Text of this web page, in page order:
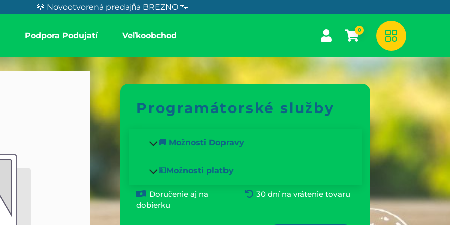
🐶 Novootvorená predajňa BREZNO 🐾
Podpora Podujatí Veľkoobchod
0
Programátorské služby
🚚 Možnosti Dopravy
💵Možnosti platby
Doručenie aj na
dobierku
30 dní na vrátenie tovaru